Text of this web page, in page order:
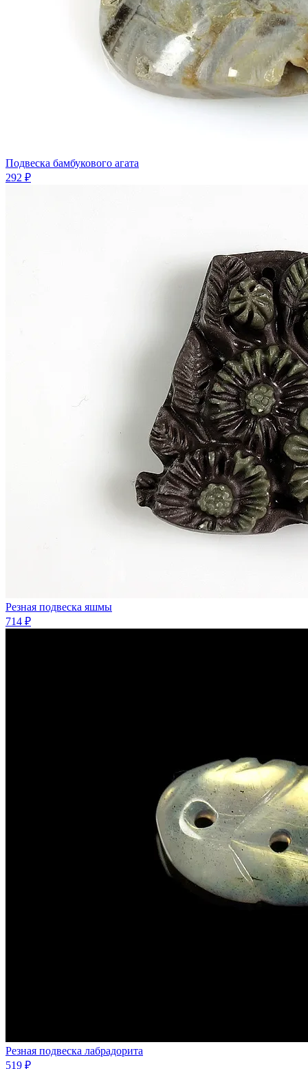
Подвеска бамбукового агата
292 ₽
Резная подвеска яшмы
714 ₽
Резная подвеска лабрадорита
519 ₽